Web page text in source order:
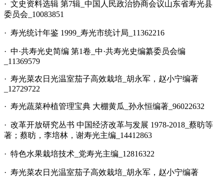
· 文史资料选辑 第7辑_中国人民政治协商会议山东省寿光县
委员会_10083851
· 寿光统计年鉴 1999_寿光市统计局_11362216
· 中·共寿光史简编 第1卷_中·共寿光史编纂委员会编
_11369579
· 寿光菜农日光温室茄子高效栽培_胡永军，赵小宁编著
_12729722
· 寿光蔬菜种植管理宝典 大棚黄瓜_孙永恒编著_96022632
· 改革开放研究丛书 中国经济改革与发展 1978-2018_蔡昉等
著；蔡昉，李培林，谢寿光主编_14412863
· 特色水果栽培技术_党寿光主编_12816322
· 寿光菜农日光温室茄子高效栽培_胡永军，赵小宁编著